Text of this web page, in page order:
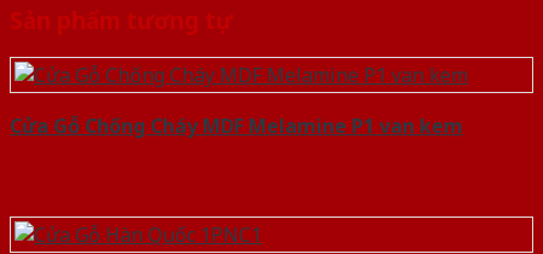
Sản phẩm tương tự
Cửa Gỗ Chống Cháy MDF Melamine P1 van kem